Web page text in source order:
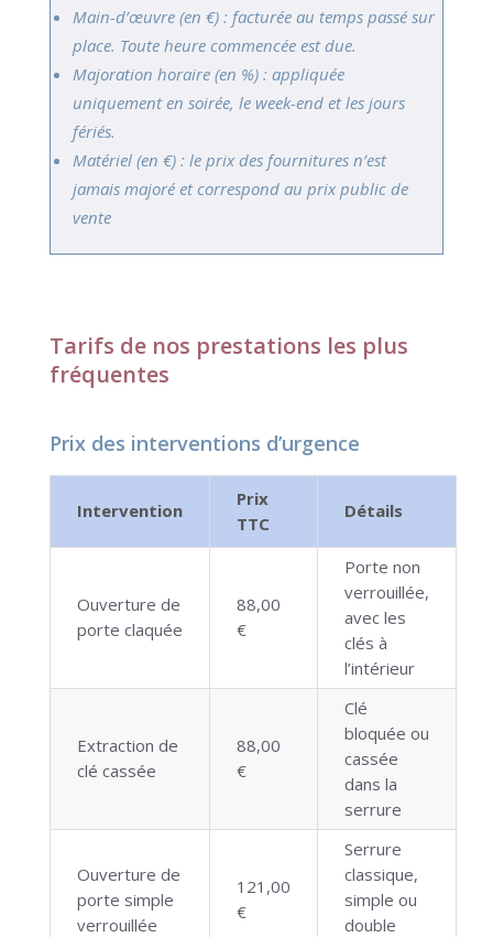
Main-d’œuvre (en €) : facturée au temps passé sur
place. Toute heure commencée est due.
Majoration horaire (en %) : appliquée
uniquement en soirée, le week-end et les jours
fériés.
Matériel (en €) : le prix des fournitures n’est
jamais majoré et correspond au prix public de
vente
Tarifs de nos prestations les plus
fréquentes
Prix des interventions d’urgence
Intervention
Prix
TTC
Détails
Ouverture de
porte claquée
88,00
€
Porte non
verrouillée,
avec les
clés à
l’intérieur
Extraction de
clé cassée
88,00
€
Clé
bloquée ou
cassée
dans la
serrure
Ouverture de
porte simple
verrouillée
121,00
€
Serrure
classique,
simple ou
double